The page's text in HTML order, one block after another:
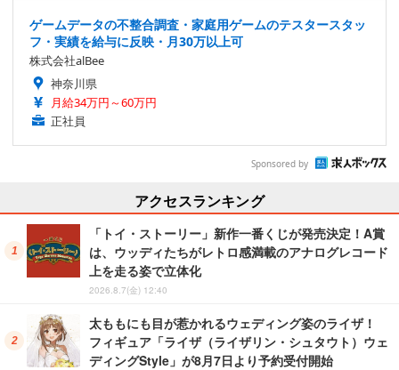
ゲームデータの不整合調査・家庭用ゲームのテスタースタッ
フ・実績を給与に反映・月30万以上可
株式会社alBee
神奈川県
月給34万円～60万円
正社員
Sponsored by
アクセスランキング
「トイ・ストーリー」新作一番くじが発売決定！A賞
は、ウッディたちがレトロ感満載のアナログレコード
上を走る姿で立体化
2026.8.7(金) 12:40
太ももにも目が惹かれるウェディング姿のライザ！
フィギュア「ライザ（ライザリン・シュタウト）ウェ
ディングStyle」が8月7日より予約受付開始